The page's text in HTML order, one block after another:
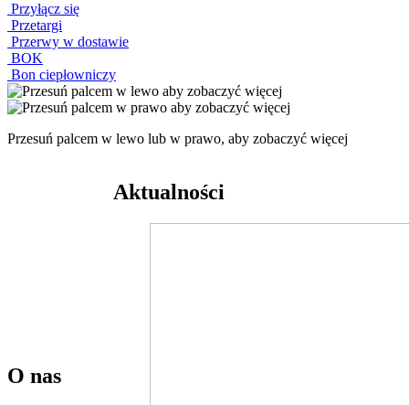
Przyłącz się
Przetargi
Przerwy w dostawie
BOK
Bon ciepłowniczy
Przesuń palcem w lewo lub w prawo, aby zobaczyć więcej
O nas
Aktualności